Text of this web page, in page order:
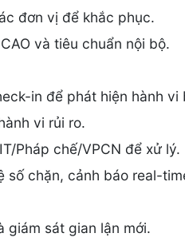
đơn vị để khắc phục.
và tiêu chuẩn nội bộ.
in để phát hiện hành vi
vi rủi ro.
Pháp chế/VPCN để xử lý.
số chặn, cảnh báo real-
sát gian lận mới.